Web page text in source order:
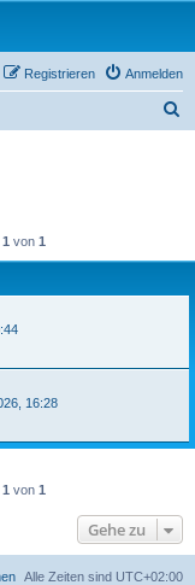
Anmelden
Registrieren
1 von 1
16:28
1 von 1
Gehe zu
Alle Zeiten sind UTC+02:00